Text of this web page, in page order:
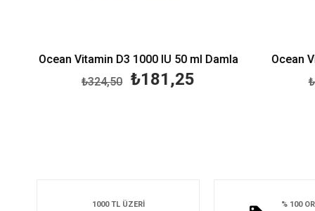
Ocean Vitamin D3 1000 IU 50 ml Damla
₺181,25
₺324,50
Ocean
1000 TL ÜZERİ % 100